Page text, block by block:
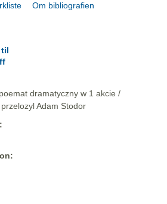
Om bibliografien
dramatyczny w 1 akcie /
Adam Stodor